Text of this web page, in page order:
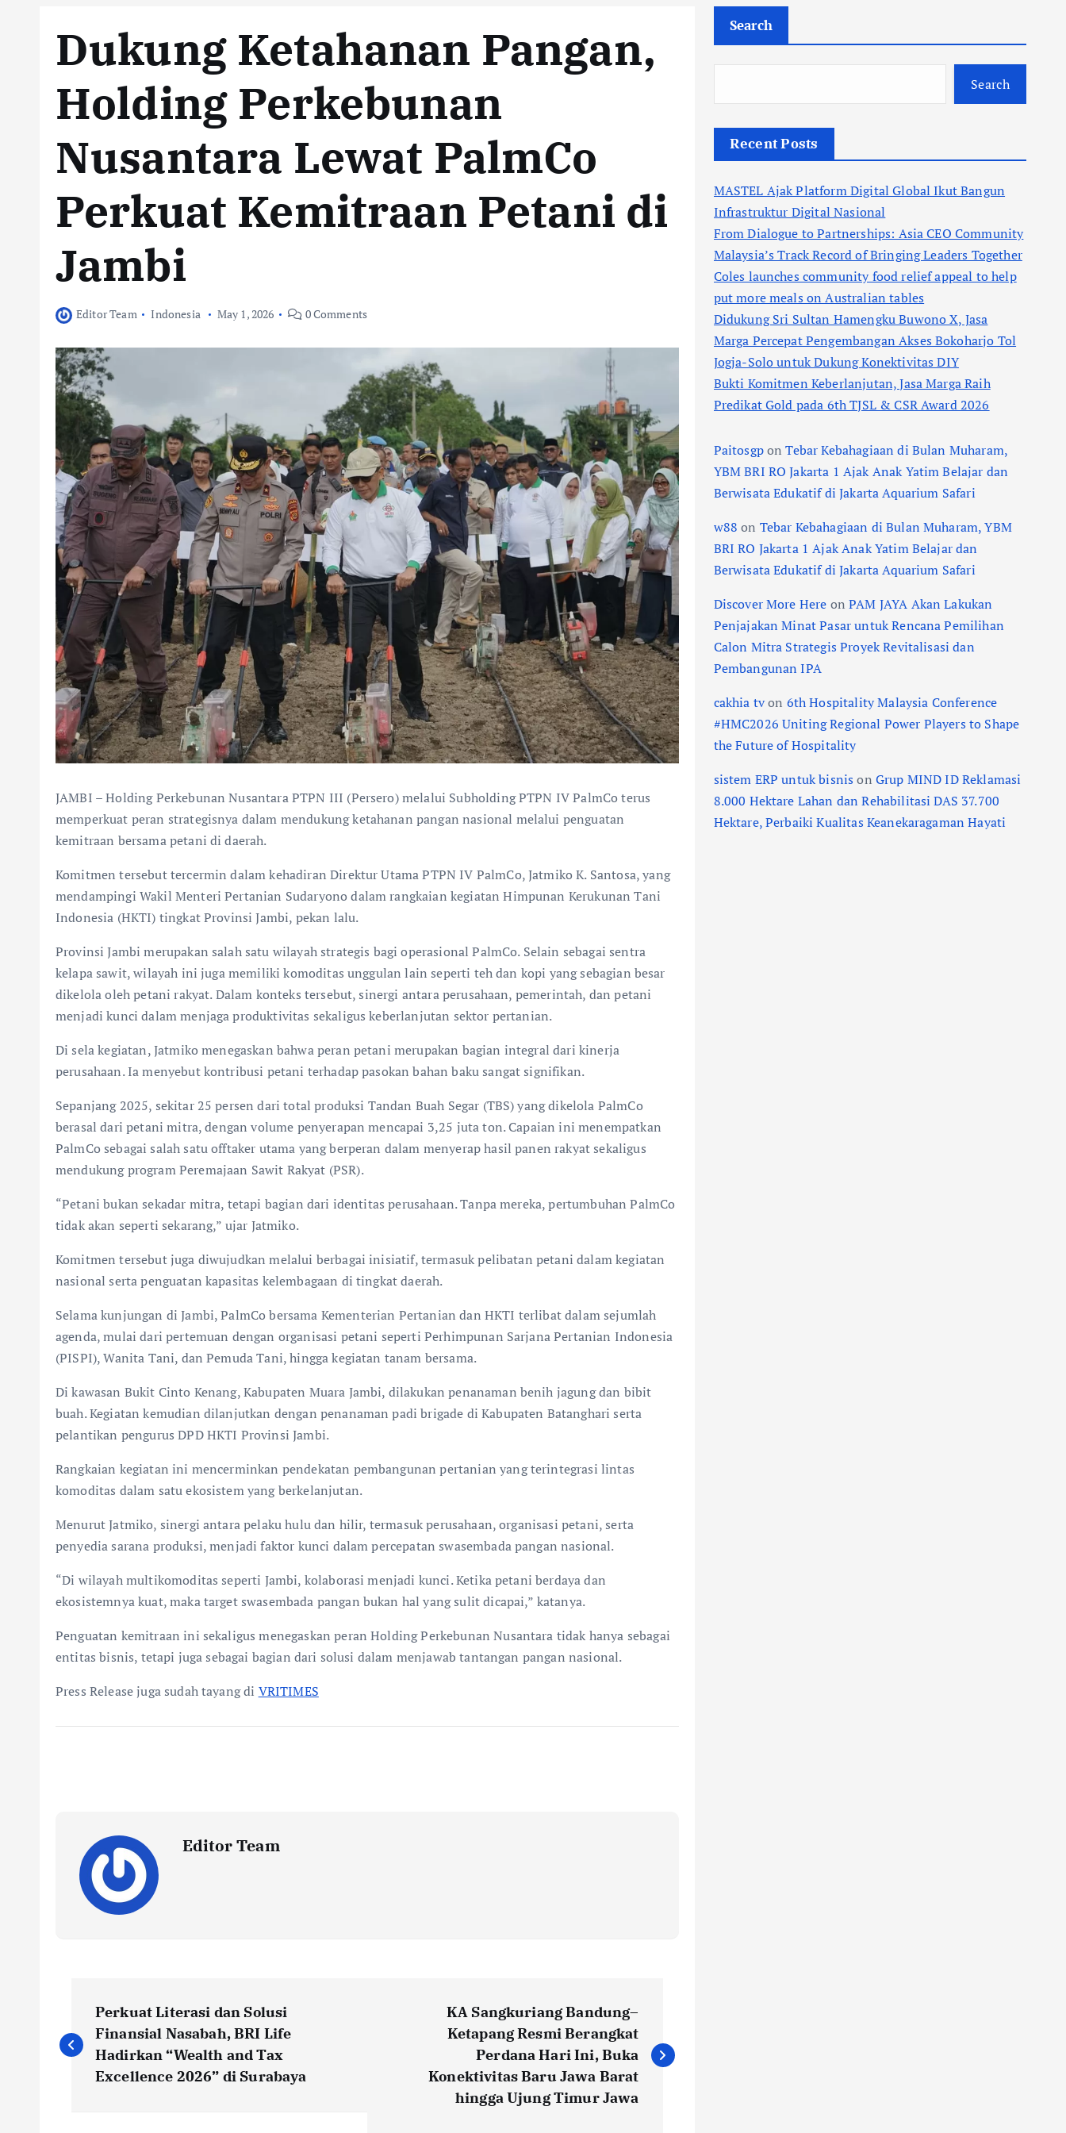
Dukung Ketahanan Pangan,
Holding Perkebunan
Nusantara Lewat PalmCo
Perkuat Kemitraan Petani di
Jambi
Editor Team Indonesia May 1, 2026 0 Comments
JAMBI – Holding Perkebunan Nusantara PTPN III (Persero) melalui Subholding PTPN IV PalmCo terus
memperkuat peran strategisnya dalam mendukung ketahanan pangan nasional melalui penguatan
kemitraan bersama petani di daerah.
Komitmen tersebut tercermin dalam kehadiran Direktur Utama PTPN IV PalmCo, Jatmiko K. Santosa, yang
mendampingi Wakil Menteri Pertanian Sudaryono dalam rangkaian kegiatan Himpunan Kerukunan Tani
Indonesia (HKTI) tingkat Provinsi Jambi, pekan lalu.
Provinsi Jambi merupakan salah satu wilayah strategis bagi operasional PalmCo. Selain sebagai sentra
kelapa sawit, wilayah ini juga memiliki komoditas unggulan lain seperti teh dan kopi yang sebagian besar
dikelola oleh petani rakyat. Dalam konteks tersebut, sinergi antara perusahaan, pemerintah, dan petani
menjadi kunci dalam menjaga produktivitas sekaligus keberlanjutan sektor pertanian.
Di sela kegiatan, Jatmiko menegaskan bahwa peran petani merupakan bagian integral dari kinerja
perusahaan. Ia menyebut kontribusi petani terhadap pasokan bahan baku sangat signifikan.
Sepanjang 2025, sekitar 25 persen dari total produksi Tandan Buah Segar (TBS) yang dikelola PalmCo
berasal dari petani mitra, dengan volume penyerapan mencapai 3,25 juta ton. Capaian ini menempatkan
PalmCo sebagai salah satu offtaker utama yang berperan dalam menyerap hasil panen rakyat sekaligus
mendukung program Peremajaan Sawit Rakyat (PSR).
“Petani bukan sekadar mitra, tetapi bagian dari identitas perusahaan. Tanpa mereka, pertumbuhan PalmCo
tidak akan seperti sekarang,” ujar Jatmiko.
Komitmen tersebut juga diwujudkan melalui berbagai inisiatif, termasuk pelibatan petani dalam kegiatan
nasional serta penguatan kapasitas kelembagaan di tingkat daerah.
Selama kunjungan di Jambi, PalmCo bersama Kementerian Pertanian dan HKTI terlibat dalam sejumlah
agenda, mulai dari pertemuan dengan organisasi petani seperti Perhimpunan Sarjana Pertanian Indonesia
(PISPI), Wanita Tani, dan Pemuda Tani, hingga kegiatan tanam bersama.
Di kawasan Bukit Cinto Kenang, Kabupaten Muara Jambi, dilakukan penanaman benih jagung dan bibit
buah. Kegiatan kemudian dilanjutkan dengan penanaman padi brigade di Kabupaten Batanghari serta
pelantikan pengurus DPD HKTI Provinsi Jambi.
Rangkaian kegiatan ini mencerminkan pendekatan pembangunan pertanian yang terintegrasi lintas
komoditas dalam satu ekosistem yang berkelanjutan.
Menurut Jatmiko, sinergi antara pelaku hulu dan hilir, termasuk perusahaan, organisasi petani, serta
penyedia sarana produksi, menjadi faktor kunci dalam percepatan swasembada pangan nasional.
“Di wilayah multikomoditas seperti Jambi, kolaborasi menjadi kunci. Ketika petani berdaya dan
ekosistemnya kuat, maka target swasembada pangan bukan hal yang sulit dicapai,” katanya.
Penguatan kemitraan ini sekaligus menegaskan peran Holding Perkebunan Nusantara tidak hanya sebagai
entitas bisnis, tetapi juga sebagai bagian dari solusi dalam menjawab tantangan pangan nasional.
Press Release juga sudah tayang di VRITIMES
Editor Team
o
Perkuat Literasi dan Solusi
Finansial Nasabah, BRI Life
Hadirkan “Wealth and Tax
Excellence 2026” di Surabaya
KA Sangkuriang Bandung–
Ketapang Resmi Berangkat
Perdana Hari Ini, Buka
Konektivitas Baru Jawa Barat
hingga Ujung Timur Jawa
Search
Search
Recent Posts
MASTEL Ajak Platform Digital Global Ikut Bangun
Infrastruktur Digital Nasional
From Dialogue to Partnerships: Asia CEO Community
Malaysia’s Track Record of Bringing Leaders Together
Coles launches community food relief appeal to help
put more meals on Australian tables
Didukung Sri Sultan Hamengku Buwono X, Jasa
Marga Percepat Pengembangan Akses Bokoharjo Tol
Jogja-Solo untuk Dukung Konektivitas DIY
Bukti Komitmen Keberlanjutan, Jasa Marga Raih
Predikat Gold pada 6th TJSL & CSR Award 2026
PaitosgponTebar Kebahagiaan di Bulan Muharam,
YBM BRI RO Jakarta 1 Ajak Anak Yatim Belajar dan
Berwisata Edukatif di Jakarta Aquarium Safari
w88 on Tebar Kebahagiaan di Bulan Muharam, YBM
BRI RO Jakarta 1 Ajak Anak Yatim Belajar dan
Berwisata Edukatif di Jakarta Aquarium Safari
Discover More Here onPAM JAYA Akan Lakukan
Penjajakan Minat Pasar untuk Rencana Pemilihan
Calon Mitra Strategis Proyek Revitalisasi dan
Pembangunan IPA
cakhia tvon 6th Hospitality Malaysia Conference
#HMC2026 Uniting Regional Power Players to Shape
the Future of Hospitality
sistem ERP untuk bisnison Grup MIND ID Reklamasi
8.000 Hektare Lahan dan Rehabilitasi DAS 37.700
Hektare, Perbaiki Kualitas Keanekaragaman Hayati